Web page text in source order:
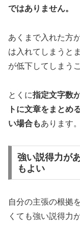
ではありません。
あくまで入れた方
は入れてしまうと
が低下してしまう
とくに指定文字数
トに文章をまとめ
い場合もあります。
強い説得力が
もよい
自分の主張の根拠
くても強い説得力